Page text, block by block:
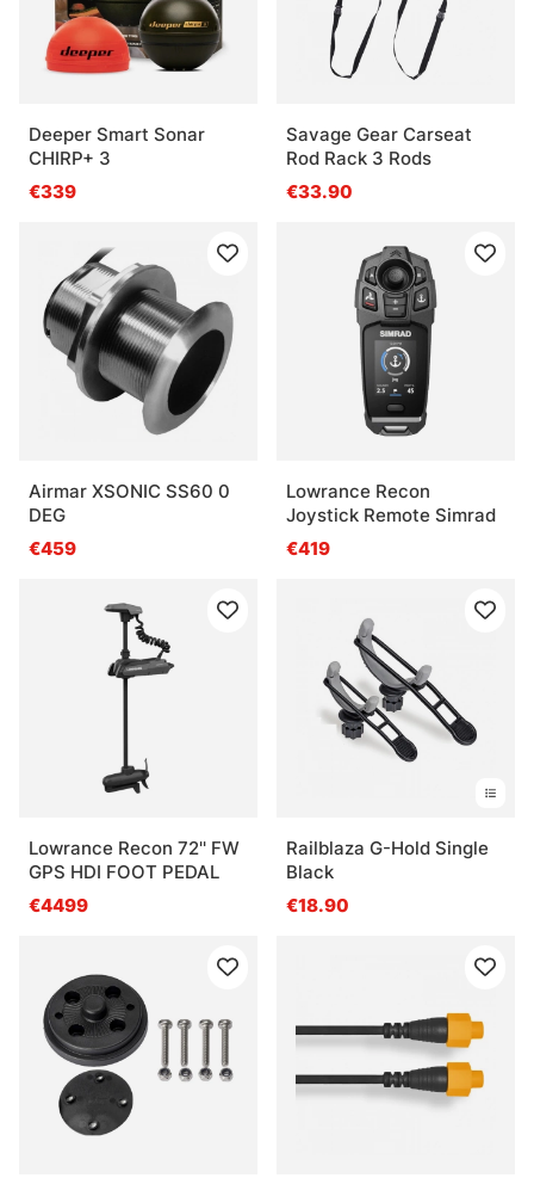
Deeper Smart Sonar
CHIRP+ 3
€339
Savage Gear Carseat
Rod Rack 3 Rods
€33.90
Airmar XSONIC SS60 0
DEG
€459
Lowrance Recon
Joystick Remote Simrad
€419
Lowrance Recon 72'' FW
GPS HDI FOOT PEDAL
€4499
Railblaza G-Hold Single
Black
€18.90